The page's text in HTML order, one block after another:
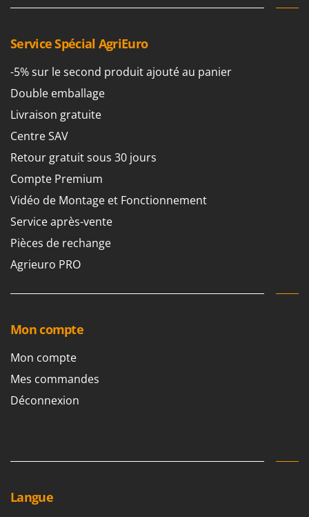
Service Spécial AgriEuro
-5% sur le second produit ajouté au panier
Double emballage
Livraison gratuite
Centre SAV
Retour gratuit sous 30 jours
Compte Premium
Vidéo de Montage et Fonctionnement
Service après-vente
Pièces de rechange
Agrieuro PRO
Mon compte
Mon compte
Mes commandes
Déconnexion
Langue